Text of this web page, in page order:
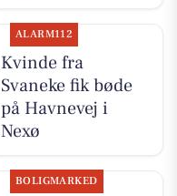
ALARM112
Kvinde fra
Svaneke fik bøde
på Havnevej i
Nexø
BOLIGMARKED